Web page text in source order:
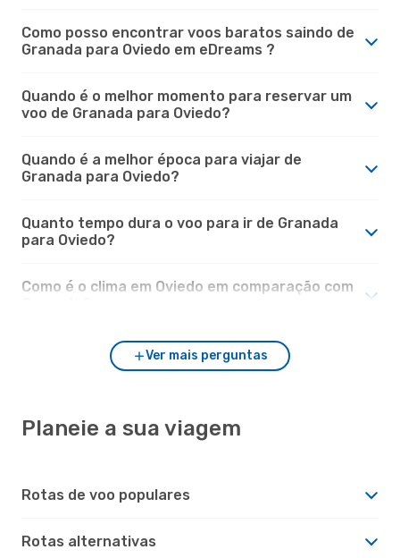
Como posso encontrar voos baratos saindo de
Granada para Oviedo em eDreams ?
Quando é o melhor momento para reservar um
voo de Granada para Oviedo?
Quando é a melhor época para viajar de
Granada para Oviedo?
Quanto tempo dura o voo para ir de Granada
para Oviedo?
Como é o clima em Oviedo em comparação com
Ver mais perguntas
Planeie a sua viagem
Rotas de voo populares
Rotas alternativas